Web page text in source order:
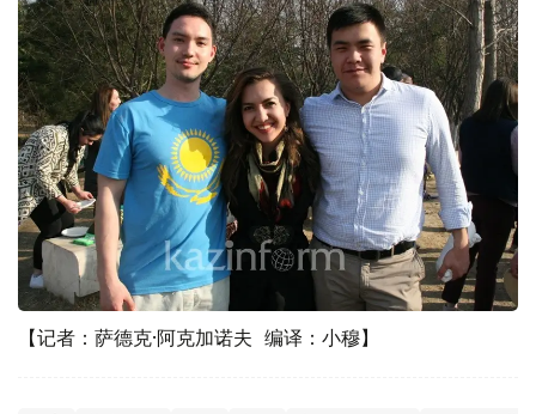
【记者：萨德克·阿克加诺夫 编译：小穆】